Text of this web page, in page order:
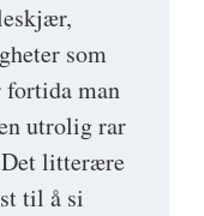
som
fortida man
utrolig rar
litterære
til å si